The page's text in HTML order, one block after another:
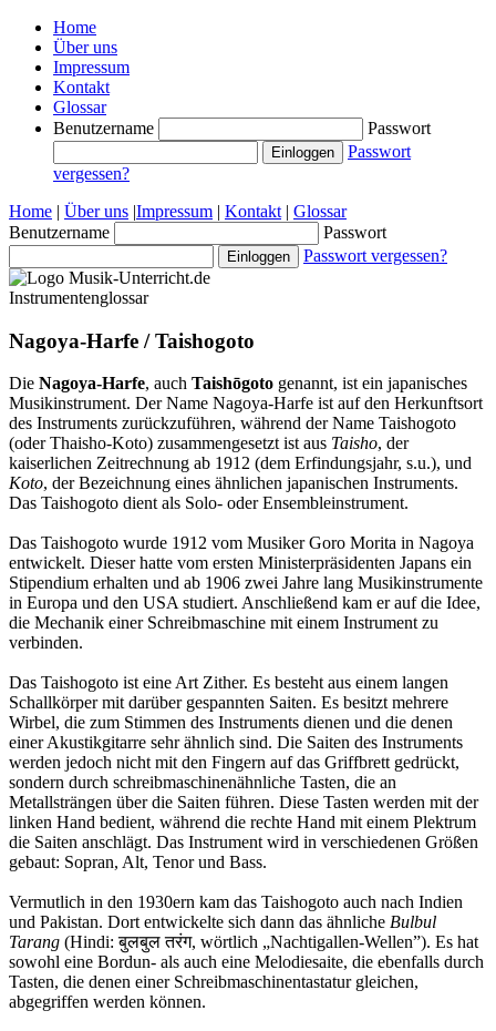
Home
Über uns
Impressum
Kontakt
Glossar
Benutzername
Passwort
Passwort
vergessen?
Home | Über uns |Impressum | Kontakt | Glossar
Benutzername
Passwort
Passwort vergessen?
Instrumentenglossar
Nagoya-Harfe / Taishogoto
Die Nagoya-Harfe, auch Taishōgoto genannt, ist ein japanisches
Musikinstrument. Der Name Nagoya-Harfe ist auf den Herkunftsort
des Instruments zurückzuführen, während der Name Taishogoto
(oder Thaisho-Koto) zusammengesetzt ist aus Taisho, der
kaiserlichen Zeitrechnung ab 1912 (dem Erfindungsjahr, s.u.), und
Koto, der Bezeichnung eines ähnlichen japanischen Instruments.
Das Taishogoto dient als Solo- oder Ensembleinstrument.
Das Taishogoto wurde 1912 vom Musiker Goro Morita in Nagoya
entwickelt. Dieser hatte vom ersten Ministerpräsidenten Japans ein
Stipendium erhalten und ab 1906 zwei Jahre lang Musikinstrumente
in Europa und den USA studiert. Anschließend kam er auf die Idee,
die Mechanik einer Schreibmaschine mit einem Instrument zu
verbinden.
Das Taishogoto ist eine Art Zither. Es besteht aus einem langen
Schallkörper mit darüber gespannten Saiten. Es besitzt mehrere
Wirbel, die zum Stimmen des Instruments dienen und die denen
einer Akustikgitarre sehr ähnlich sind. Die Saiten des Instruments
werden jedoch nicht mit den Fingern auf das Griffbrett gedrückt,
sondern durch schreibmaschinenähnliche Tasten, die an
Metallsträngen über die Saiten führen. Diese Tasten werden mit der
linken Hand bedient, während die rechte Hand mit einem Plektrum
die Saiten anschlägt. Das Instrument wird in verschiedenen Größen
gebaut: Sopran, Alt, Tenor und Bass.
Vermutlich in den 1930ern kam das Taishogoto auch nach Indien
und Pakistan. Dort entwickelte sich dann das ähnliche Bulbul
Tarang (Hindi: बुलबुल तरंग, wörtlich „Nachtigallen-Wellen”). Es hat
sowohl eine Bordun- als auch eine Melodiesaite, die ebenfalls durch
Tasten, die denen einer Schreibmaschinentastatur gleichen,
abgegriffen werden können.